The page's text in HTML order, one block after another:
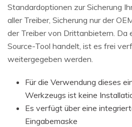
Standardoptionen zur Sicherung
aller Treiber, Sicherung nur der
der Treiber von Drittanbietern. Da
Source-Tool handelt, ist es frei
weitergegeben werden.
Für die Verwendung dieses
Werkzeugs ist keine
Es verfügt über eine
Eingabemaske